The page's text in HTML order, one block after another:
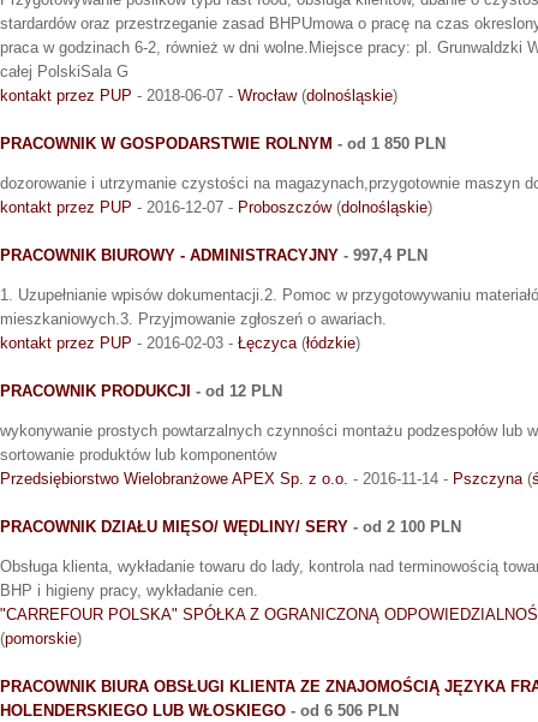
stardardów oraz przestrzeganie zasad BHPUmowa o pracę na czas
praca w godzinach 6-2, również w dni wolne.Miejsce pracy: pl. Grunwaldzki
całej PolskiSala G
kontakt przez PUP - 2018-06-07 - Wrocław(dolnośląskie)
PRACOWNIK W GOSPODARSTWIE ROLNYM - od 1 850 PLN
dozorowanie i utrzymanie czystości na magazynach,przygotownie maszyn
kontakt przez PUP - 2016-12-07 - Proboszczów(dolnośląskie)
PRACOWNIK BIUROWY - ADMINISTRACYJNY - 997,4 PLN
1. Uzupełnianie wpisów dokumentacji.2. Pomoc w przygotowywaniu
mieszkaniowych.3. Przyjmowanie zgłoszeń o awariach.
kontakt przez PUP - 2016-02-03 - Łęczyca(łódzkie)
PRACOWNIK PRODUKCJI - od 12 PLN
wykonywanie prostych powtarzalnych czynności montażu podzespołów lub
sortowanie produktów lub komponentów
Przedsiębiorstwo Wielobranżowe APEX Sp. z o.o. - 2016-11-14 - Pszczyna(
PRACOWNIK DZIAŁU MIĘSO/ WĘDLINY/ SERY - od 2 100 PLN
Obsługa klienta, wykładanie towaru do lady, kontrola nad terminowością
BHP i higieny pracy, wykładanie cen.
"CARREFOUR POLSKA" SPÓŁKA Z OGRANICZONĄ
(pomorskie)
PRACOWNIK BIURA OBSŁUGI KLIENTA ZE ZNAJOMOŚCIĄ JĘZYKA
HOLENDERSKIEGO LUB WŁOSKIEGO - od 6 506 PLN